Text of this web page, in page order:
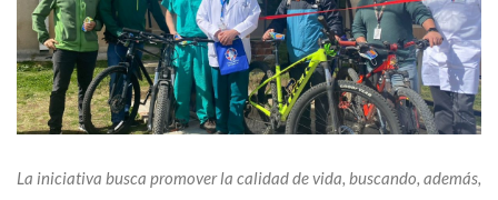
La iniciativa busca promover la calidad de vida, buscando, además,